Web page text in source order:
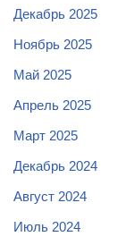
Декабрь 2025
Ноябрь 2025
Май 2025
Апрель 2025
Март 2025
Декабрь 2024
Август 2024
Июль 2024